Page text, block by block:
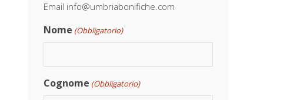
Email info@umbriabonifiche.com
Nome (Obbligatorio)
Cognome (Obbligatorio)